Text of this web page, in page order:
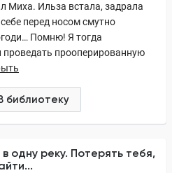
Миха. Ильза встала, задрала
перед носом смутно
Помню! Я тогда
проведать прооперированную
библиотеку
одну реку. Потерять тебя,